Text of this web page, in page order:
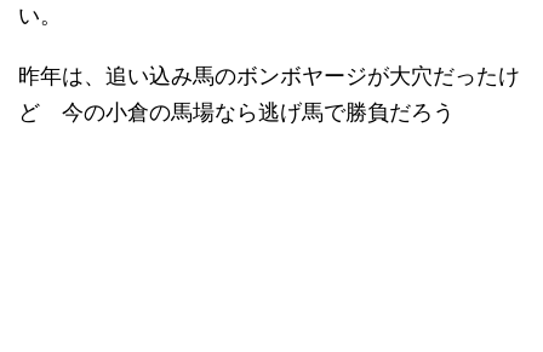
い。
昨年は、追い込み馬のボンボヤージが大穴だったけ
ど 今の小倉の馬場なら逃げ馬で勝負だろう